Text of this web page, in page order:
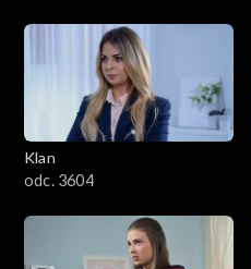
Klan
odc. 3604